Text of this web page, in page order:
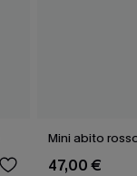
Mini abito
47,00 €